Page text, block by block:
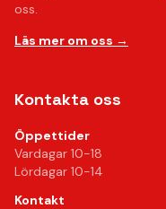
oss.
Läs mer om oss →
Kontakta oss
Öppettider
Vardagar 10-18
Lördagar 10-14
Kontakt